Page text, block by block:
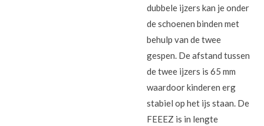
dubbele ijzers kan je onder
de schoenen binden met
behulp van de twee
gespen. De afstand tussen
de twee ijzers is 65 mm
waardoor kinderen erg
stabiel op het ijs staan. De
FEEEZ is in lengte